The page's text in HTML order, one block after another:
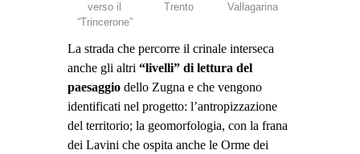
verso il
“Trincerone”
Trento
Vallagarina
La strada che percorre il crinale interseca
anche gli altri “livelli” di lettura del
paesaggio dello Zugna e che vengono
identificati nel progetto: l’antropizzazione
del territorio; la geomorfologia, con la frana
dei Lavini che ospita anche le Orme dei